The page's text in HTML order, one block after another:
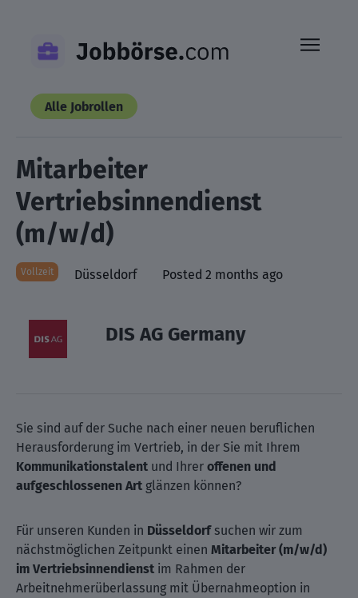
content
Alle Jobrollen
Mitarbeiter
Vertriebsinnendienst
(m/w/d)
Vollzeit Düsseldorf Posted 2 months ago
DIS AG Germany
Sie sind auf der Suche nach einer neuen beruflichen
Herausforderung im Vertrieb, in der Sie mit Ihrem
Kommunikationstalent und Ihrer offenen und
aufgeschlossenen Art glänzen können?
Für unseren Kunden in Düsseldorfsuchen wir zum
nächstmöglichen Zeitpunkt einen Mitarbeiter (m/w/d)
im Vertriebsinnendienst im Rahmen der
Arbeitnehmerüberlassung mit Übernahmeoption in